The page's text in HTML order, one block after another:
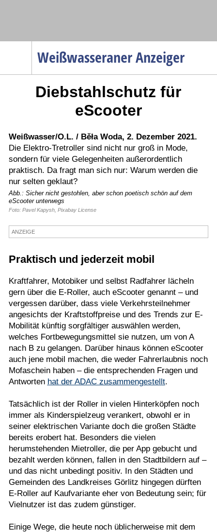
Weißwasseraner Anzeiger
Menüpunkte
Wirtschaft
Service
Verkehr
Gesundheit
Kultur
Termine
Diebstahlschutz für
eScooter
Weißwasser/O.L. / Běła Woda, 2. Dezember 2021.
Die Elektro-Tretroller sind nicht nur groß in Mode,
sondern für viele Gelegenheiten außerordentlich
praktisch. Da fragt man sich nur: Warum werden die
nur selten geklaut?
Abb.: Sicher nicht gestohlen, aber schon poetisch schön auf dem
eScooter unterwegs
Foto: Pavel Kapysh, Pixabay License
ANZEIGE
Praktisch und jederzeit mobil
Kraftfahrer, Motobiker und selbst Radfahrer lächeln
gern über die E-Roller, auch eScooter genannt – und
vergessen darüber, dass viele Verkehrsteilnehmer
angesichts der Kraftstoffpreise und des Trends zur E-
Mobilität künftig sorgfältiger auswählen werden,
welches Fortbewegungsmittel sie nutzen, um von A
nach B zu gelangen. Darüber hinaus können eScooter
auch jene mobil machen, die weder Fahrerlaubnis noch
Mofaschein haben – die entsprechenden Fragen und
Antworten hat der ADAC zusammengestellt.
Tatsächlich ist der Roller in vielen Hinterköpfen noch
immer als Kinderspielzeug verankert, obwohl er in
seiner elektrischen Variante doch die großen Städte
bereits erobert hat. Besonders die vielen
herumstehenden Mietroller, die per App gebucht und
bezahlt werden können, fallen in den Stadtbildern auf –
und das nicht unbedingt positiv. In den Städten und
Gemeinden des Landkreises Görlitz hingegen dürften
E-Roller auf Kaufvariante eher von Bedeutung sein; für
Vielnutzer ist das zudem günstiger.
Einige Wege, die heute noch üblicherweise mit dem